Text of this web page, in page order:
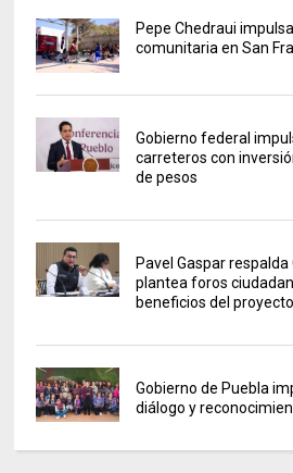
Pepe Chedraui
comunitaria en San
Gobierno federal
carreteros con
de pesos
Pavel Gaspar
plantea foros
beneficios del proyecto
Gobierno de Puebla
diálogo y